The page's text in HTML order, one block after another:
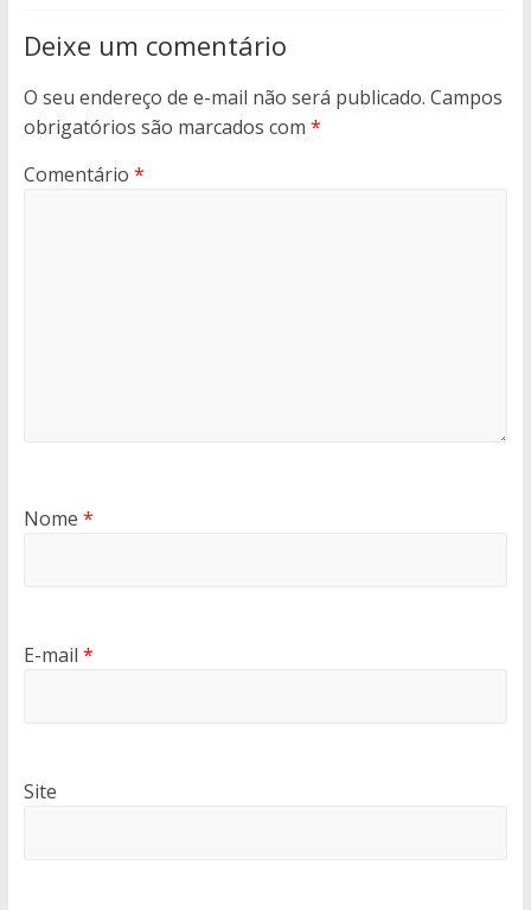
Deixe um comentário
O seu endereço de e-mail não será publicado. Campos
obrigatórios são marcados com *
Comentário *
Nome *
E-mail *
Site